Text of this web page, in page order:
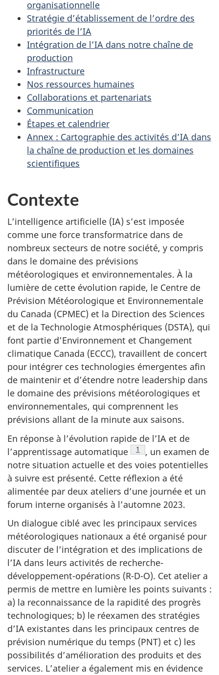
organisationnelle
Stratégie d’établissement de l’ordre des
priorités de l’IA
Intégration de l’IA dans notre chaîne de
production
Infrastructure
Nos ressources humaines
Collaborations et partenariats
Communication
Étapes et calendrier
Annex : Cartographie des activités d’IA dans
la chaîne de production et les domaines
scientifiques
Contexte
L’intelligence artificielle (IA) s’est imposée
comme une force transformatrice dans de
nombreux secteurs de notre société, y compris
dans le domaine des prévisions
météorologiques et environnementales. À la
lumière de cette évolution rapide, le Centre de
Prévision Météorologique et Environnementale
du Canada (CPMEC) et la Direction des Sciences
et de la Technologie Atmosphériques (DSTA), qui
font partie d’Environnement et Changement
climatique Canada (ECCC), travaillent de concert
pour intégrer ces technologies émergentes afin
de maintenir et d’étendre notre leadership dans
le domaine des prévisions météorologiques et
environnementales, qui comprennent les
prévisions allant de la minute aux saisons.
En réponse à l’évolution rapide de l’IA et de
l’apprentissage automatique
Note de bas de page
1
, un examen de
notre situation actuelle et des voies potentielles
à suivre est présenté. Cette réflexion a été
alimentée par deux ateliers d’une journée et un
forum interne organisés à l’automne 2023.
Un dialogue ciblé avec les principaux services
météorologiques nationaux a été organisé pour
discuter de l’intégration et des implications de
l’IA dans leurs activités de recherche-
développement-opérations (R-D-O). Cet atelier a
permis de mettre en lumière les points suivants :
a) la reconnaissance de la rapidité des progrès
technologiques; b) le réexamen des stratégies
d’IA existantes dans les principaux centres de
prévision numérique du temps (PNT) et c) les
possibilités d’amélioration des produits et des
services. L’atelier a également mis en évidence